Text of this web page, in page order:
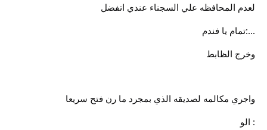
لعدم المحافظه علي السجناء عندي اتفضل
...:تمام يا فندم
وخرج الظابط
واجري مكالمه لصديقه الذي بمجرد ما رن فتح سريعا
: الو